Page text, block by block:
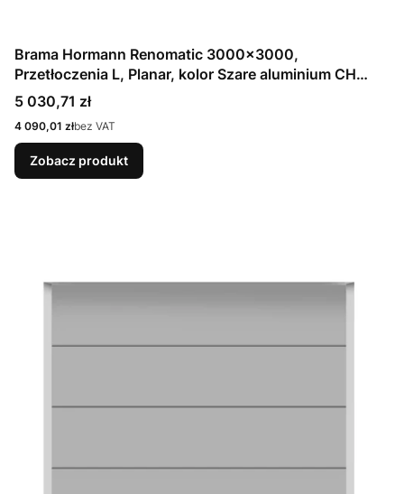
Brama Hormann Renomatic 3000x3000,
Przetłoczenia L, Planar, kolor Szare aluminium CH
9007 Matt deluxe + Prowadzenie N
Cena
5 030,71 zł
Cena
4 090,01 złbez VAT
Zobacz produkt